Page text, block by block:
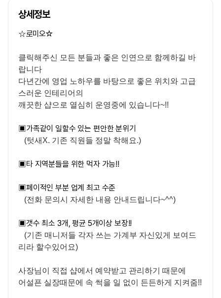
상세정보
☆로미오☆
클릭해주신 모든 분들과 좋은 인연으로 함께하길 바
랍니다
다년간에 영업 노하우를 바탕으로 좋은 위치와 고급
스러운 인테리어의
깨끗한 샵으로 열심히 운영중에 있습니다~!!
▣가족같이 일할수 있는 편안한 분위기
(텃새X. 기존 직원들 정말 착해요.)
▣타 지역분들을 위한 먹자 가능!!
▣페이적인 부분 업계 최고 수준
(전화 문의시 자세한 내용 안내드립니다~^^)
▣갯수 최소 3개, 평균 5개이상 보장!!
(기존 매니저들 각자 쓰는 가계부 자신있게 보여드
리라 할수있어요)
사장님이 직접 샵에서 예약받고 관리하기 때문에
어설픈 실장때문에 속 썩을 일 없이 든든하게 지켜줌!!